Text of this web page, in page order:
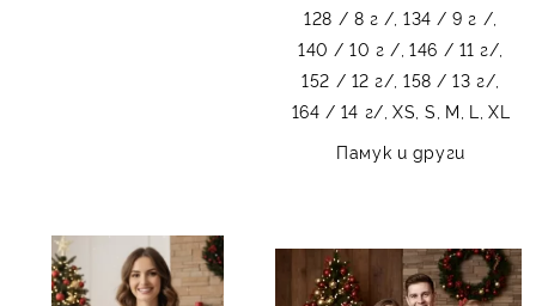
128 / 8 г /, 134 / 9 г /,
140 / 10 г /, 146 / 11 г/,
152 / 12 г/, 158 / 13 г/,
164 / 14 г/, XS, S, M, L,
XL
Памук и други